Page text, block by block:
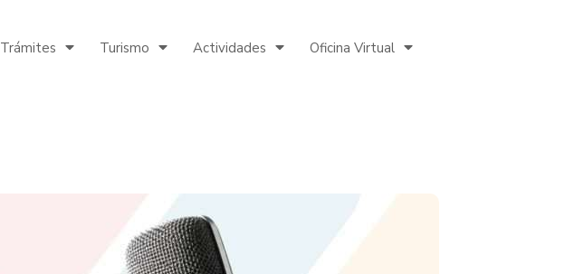
Trámites Turismo Actividades Oficina Virtual